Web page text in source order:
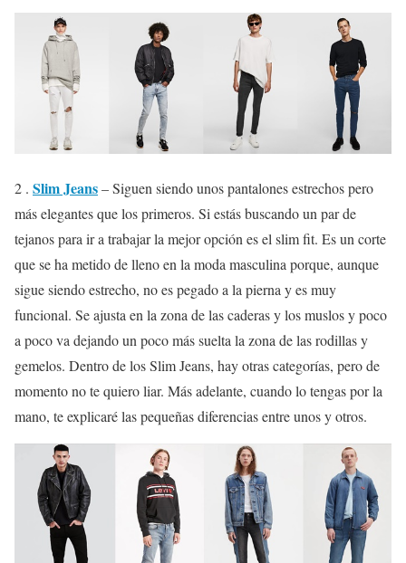
2 . Slim Jeans– Siguen siendo unos pantalones estrechos pero
más elegantes que los primeros. Si estás buscando un par de
tejanos para ir a trabajar la mejor opción es el slim fit. Es un corte
que se ha metido de lleno en la moda masculina porque, aunque
sigue siendo estrecho, no es pegado a la pierna y es muy
funcional. Se ajusta en la zona de las caderas y los muslos y poco
a poco va dejando un poco más suelta la zona de las rodillas y
gemelos. Dentro de los Slim Jeans, hay otras categorías, pero de
momento no te quiero liar. Más adelante, cuando lo tengas por la
mano, te explicaré las pequeñas diferencias entre unos y otros.